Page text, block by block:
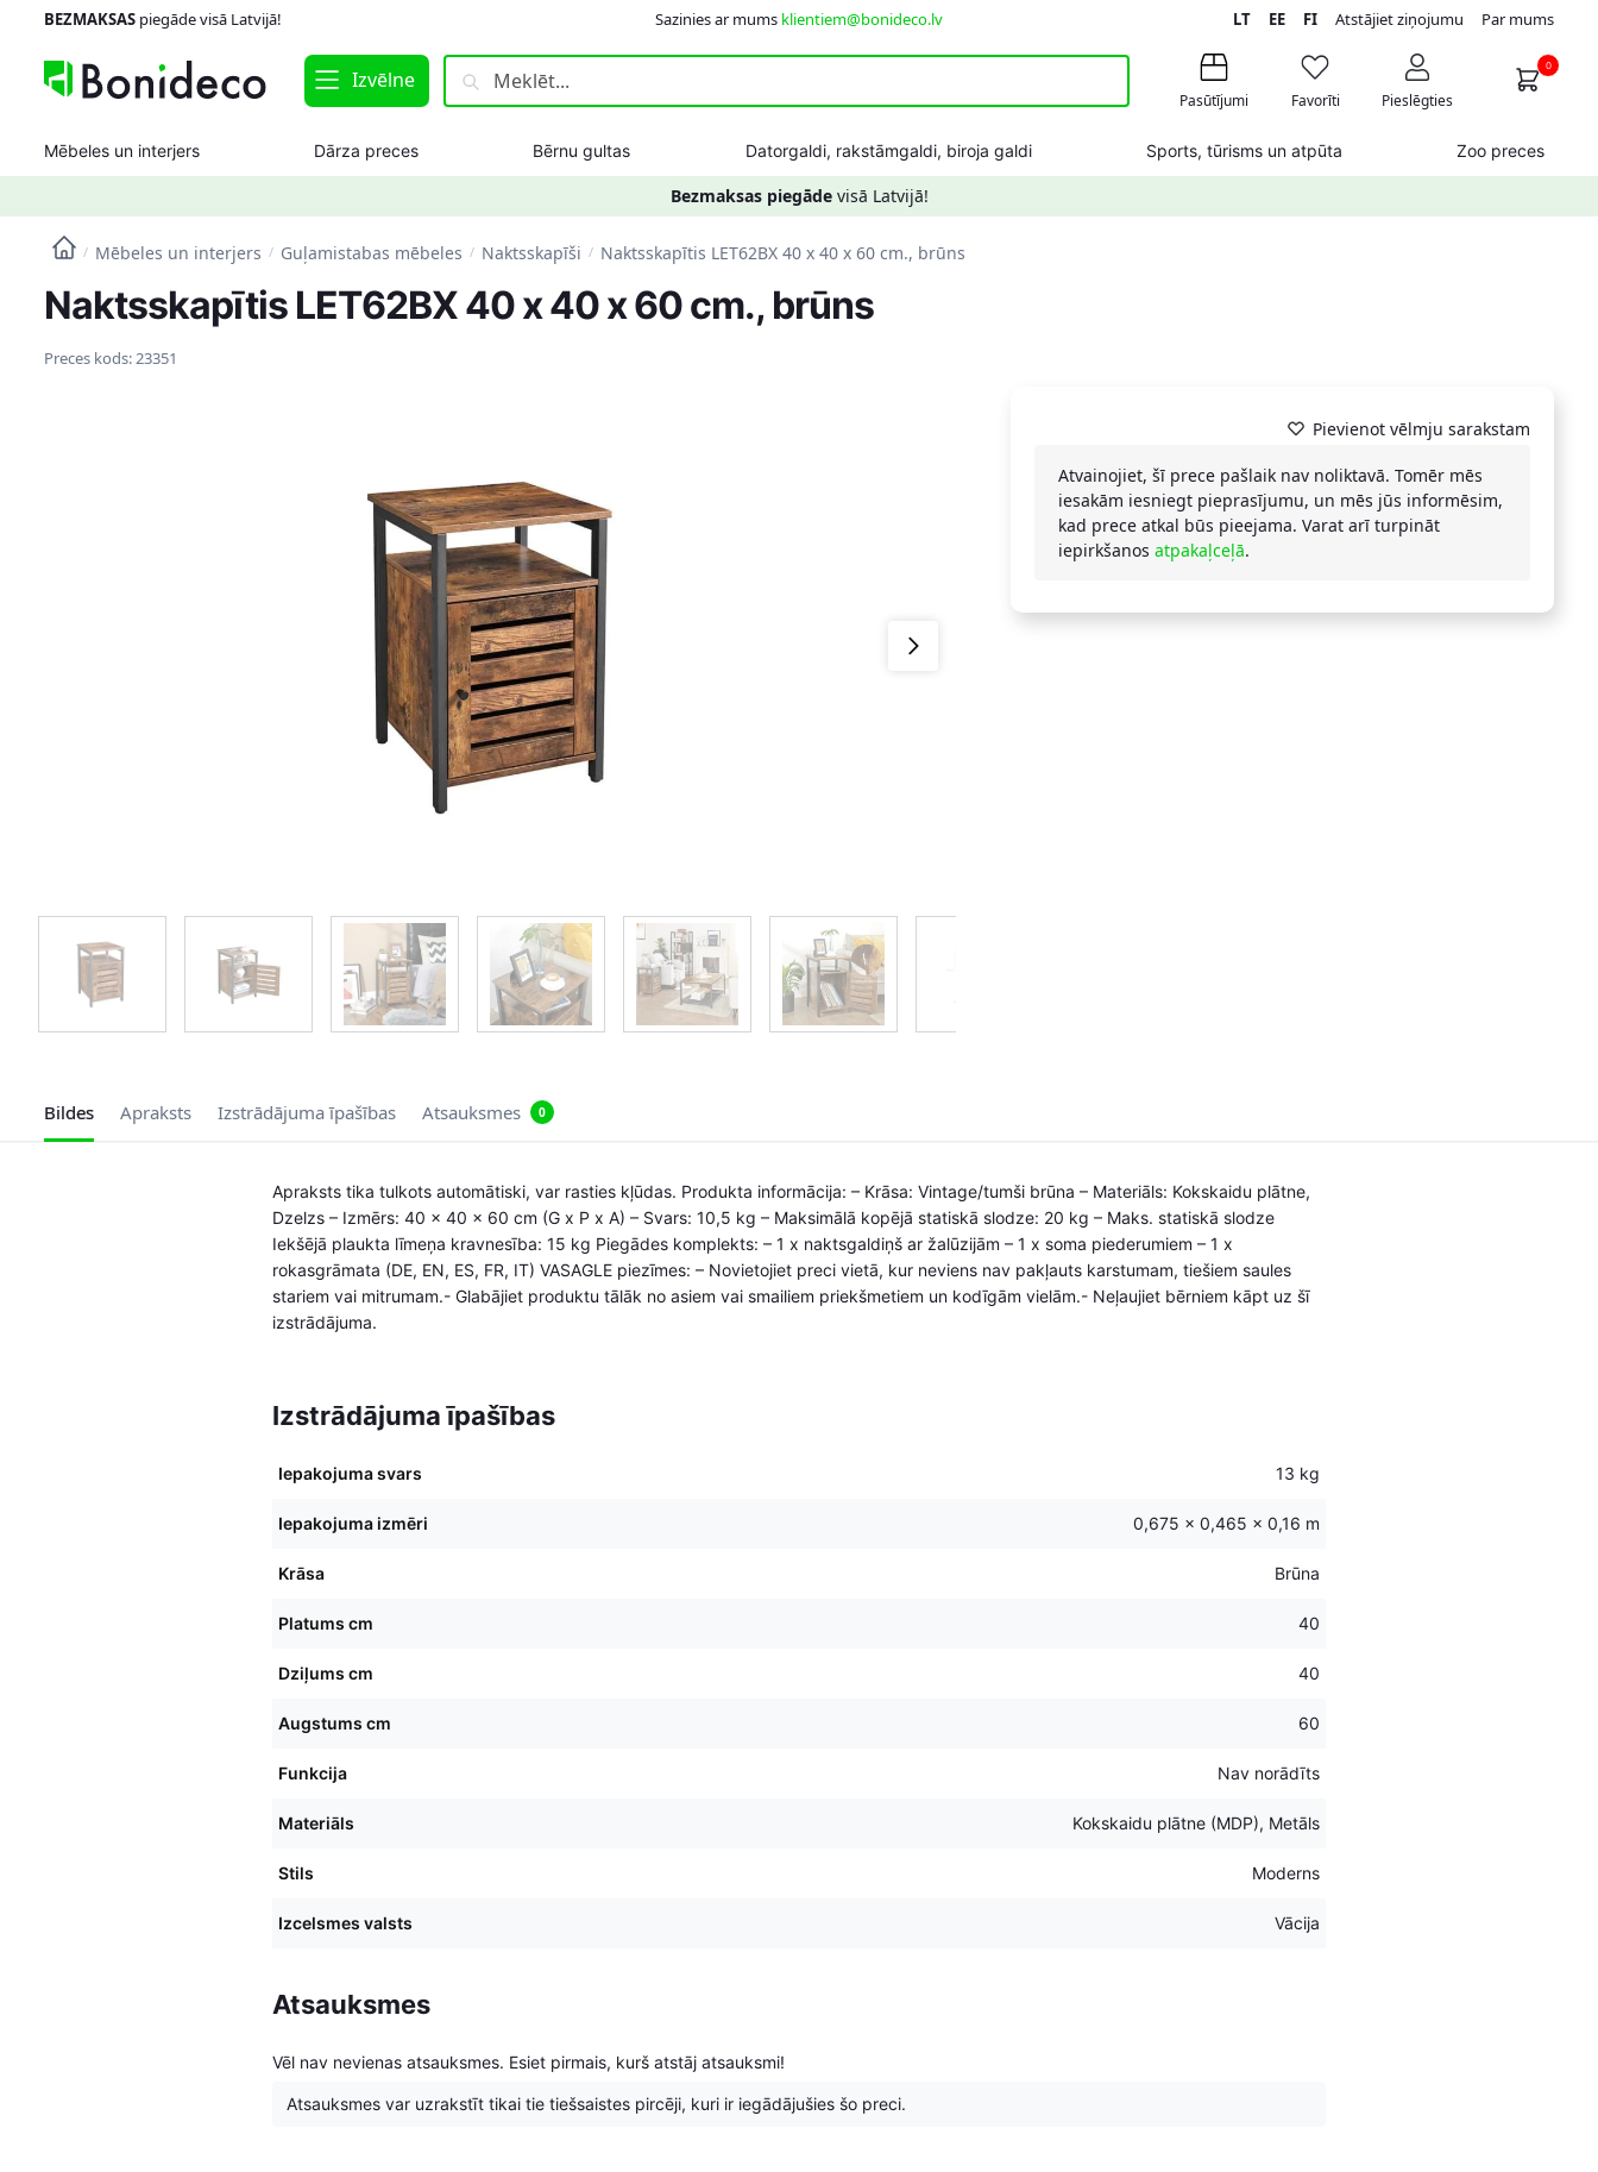
navigation
content
BEZMAKSASpiegāde visā Latvijā! Sazinies ar mums klientiem@bonideco.lv LT EE FIAtstājiet ziņojumu Par mums
Izvēlne
Meklēt:
Pasūtījumi Favorīti Pieslēgties
0
Mēbeles un interjers Dārza preces Bērnu gultas Datorgaldi, rakstāmgaldi, biroja galdi Sports, tūrisms un atpūta Zoo preces
Bezmaksas piegādevisā Latvijā!
/ Mēbeles un interjers / Guļamistabas mēbeles / Naktsskapīši / Naktsskapītis LET62BX 40 x 40 x 60 cm., brūns
Naktsskapītis LET62BX 40 x 40 x 60 cm., brūns
Preces kods:23351
Pievienot vēlmju sarakstam
Atvainojiet, šī prece pašlaik nav noliktavā. Tomēr mēs
iesakām iesniegt pieprasījumu, un mēs jūs informēsim,
kad prece atkal būs pieejama. Varat arī turpināt
iepirkšanos atpakaļceļā.
Bildes Apraksts Izstrādājuma īpašības Atsauksmes 0
Apraksts tika tulkots automātiski, var rasties kļūdas. Produkta informācija: – Krāsa: Vintage/tumši brūna – Materiāls: Kokskaidu plātne,
Dzelzs – Izmērs: 40 x 40 x 60 cm (G x P x A) – Svars: 10,5 kg – Maksimālā kopējā statiskā slodze: 20 kg – Maks. statiskā slodze
Iekšējā plaukta līmeņa kravnesība: 15 kg Piegādes komplekts: – 1 x naktsgaldiņš ar žalūzijām – 1 x soma piederumiem – 1 x
rokasgrāmata (DE, EN, ES, FR, IT) VASAGLE piezīmes: – Novietojiet preci vietā, kur neviens nav pakļauts karstumam, tiešiem saules
stariem vai mitrumam.- Glabājiet produktu tālāk no asiem vai smailiem priekšmetiem un kodīgām vielām.- Neļaujiet bērniem kāpt uz šī
izstrādājuma.
Izstrādājuma īpašības
Iepakojuma svars 13 kg
Iepakojuma izmēri 0,675 × 0,465 × 0,16 m
Krāsa Brūna
Platums cm 40
Dziļums cm 40
Augstums cm 60
Funkcija Nav norādīts
Materiāls Kokskaidu plātne (MDP), Metāls
Stils Moderns
Izcelsmes valsts Vācija
Atsauksmes
Vēl nav nevienas atsauksmes. Esiet pirmais, kurš atstāj atsauksmi!
Atsauksmes var uzrakstīt tikai tie tiešsaistes pircēji, kuri ir iegādājušies šo preci.